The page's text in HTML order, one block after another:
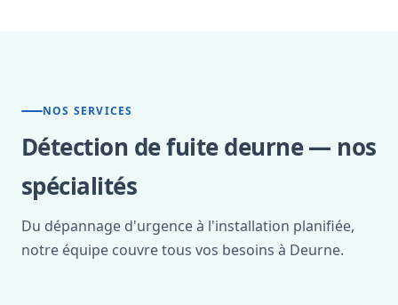
NOS SERVICES
Détection de fuite deurne — nos
spécialités
Du dépannage d'urgence à l'installation planifiée,
notre équipe couvre tous vos besoins à Deurne.